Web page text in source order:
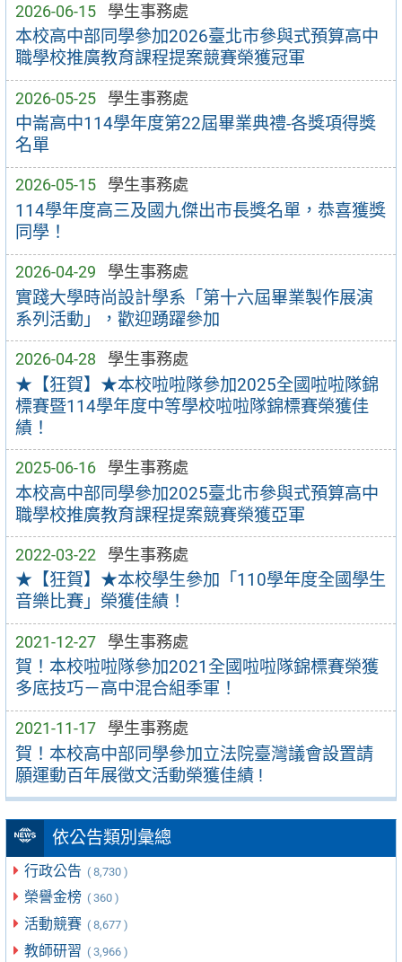
2026-06-15 學生事務處
本校高中部同學參加2026臺北市參與式預算高中
職學校推廣教育課程提案競賽榮獲冠軍
2026-05-25 學生事務處
中崙高中114學年度第22屆畢業典禮-各獎項得獎
名單
2026-05-15 學生事務處
114學年度高三及國九傑出市長獎名單，恭喜獲獎
同學！
2026-04-29 學生事務處
實踐大學時尚設計學系「第十六屆畢業製作展演
系列活動」，歡迎踴躍參加
2026-04-28 學生事務處
★【狂賀】★本校啦啦隊參加2025全國啦啦隊錦
標賽暨114學年度中等學校啦啦隊錦標賽榮獲佳
績！
2025-06-16 學生事務處
本校高中部同學參加2025臺北市參與式預算高中
職學校推廣教育課程提案競賽榮獲亞軍
2022-03-22 學生事務處
★【狂賀】★本校學生參加「110學年度全國學生
音樂比賽」榮獲佳績！
2021-12-27 學生事務處
賀！本校啦啦隊參加2021全國啦啦隊錦標賽榮獲
多底技巧－高中混合組季軍！
2021-11-17 學生事務處
賀！本校高中部同學參加立法院臺灣議會設置請
願運動百年展徵文活動榮獲佳績 !
依公告類別彙總
行政公告 ( 8,730 )
榮譽金榜 ( 360 )
活動競賽 ( 8,677 )
教師研習 ( 3,966 )